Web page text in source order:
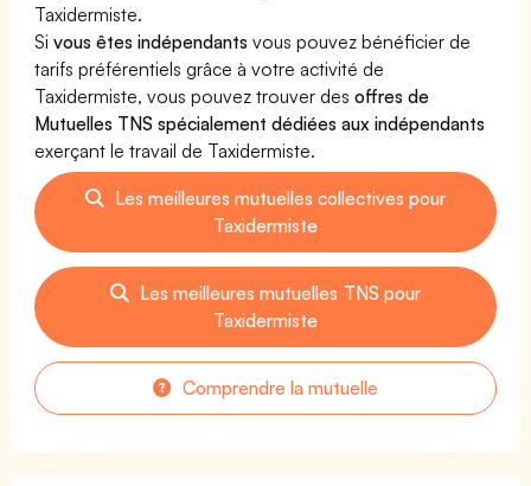
Taxidermiste.
Sivous êtes indépendants vous pouvez bénéficier de
tarifs préférentiels grâce à votre activité de
Taxidermiste, vous pouvez trouver desoffres de
Mutuelles TNS spécialement dédiées aux indépendants
exerçant le travail de Taxidermiste.
Les meilleures mutuelles collectives pour
Taxidermiste
Les meilleures mutuelles TNS pour
Taxidermiste
Comprendre la mutuelle